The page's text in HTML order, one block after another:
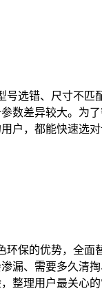
选错、尺寸不匹
数差异较大。为
户，都能快速选
保的优势，全面
漏、需要多久清
整理用户最关心